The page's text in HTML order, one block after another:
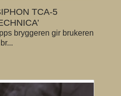
TCA-5
bryggeren gir brukeren